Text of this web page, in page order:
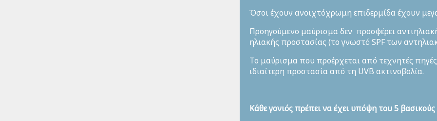
Όσοι έχουν ανοιχτόχρωμη επιδερμίδα έχουν
Προηγούμενο μαύρισμα δεν προσφέρει
ηλιακής προστασίας (το γνωστό SPF των
Το μαύρισμα που προέρχεται από τεχνητές
ιδιαίτερη προστασία από τη UVB ακτινοβολία.
Κάθε γονιός πρέπει να έχει υπόψη του 5 βασικούς